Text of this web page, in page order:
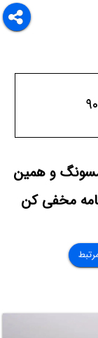
و همین
مخفی کن